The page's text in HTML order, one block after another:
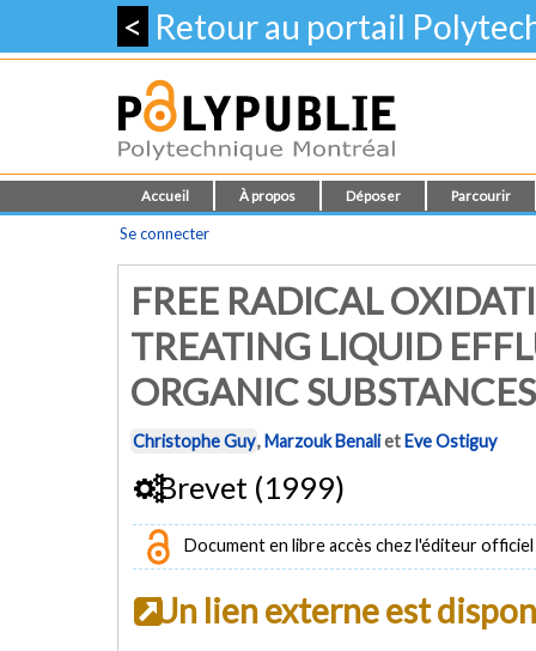
< Retour au portail
Accueil À propos Déposer Parcourir
Se connecter
FREE RADICAL
TREATING LIQUID
ORGANIC SUBSTANCES
Christophe Guy,Marzouk BenalietEve Ostiguy
Brevet (1999)
Document en libre accès chez l'éditeur officiel
Un lien externe est